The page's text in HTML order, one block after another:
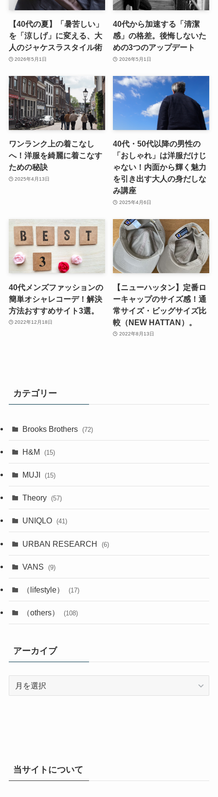
【40代の夏】「暑苦しい」
を「涼しげ」に変える、大
人のジャケスラスタイル術
2026年5月1日
40代から加速する「清潔
感」の格差。後悔しないた
めの3つのアップデート
2026年5月1日
ワンランク上の着こなし
へ！洋服を綺麗に着こなす
ための秘訣
2025年4月13日
40代・50代以降の男性の
「おしゃれ」は洋服だけじ
ゃない！内面から輝く魅力
を引き出す大人の身だしな
み講座
2025年4月6日
40代メンズファッションの
簡単オシャレコーデ！解決
方法おすすめサイト3選。
2022年12月18日
【ニューハッタン】定番ロ
ーキャップのサイズ感！通
常サイズ・ビッグサイズ比
較（NEW HATTAN）。
2022年8月13日
カテゴリー
Brooks Brothers (72)
H&M (15)
MUJI (15)
Theory (57)
UNIQLO (41)
URBAN RESEARCH (6)
VANS (9)
（lifestyle） (17)
（others） (108)
アーカイブ
当サイトについて